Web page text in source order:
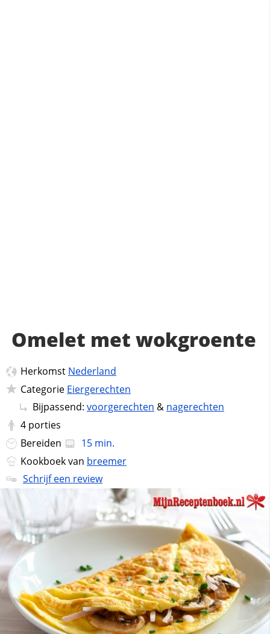
Omelet met wokgroente
Herkomst Nederland
Categorie Eiergerechten
Bijpassend: voorgerechten & nagerechten
4 porties
Bereiden
15 min.
Kookboek van breemer
Schrijf een review